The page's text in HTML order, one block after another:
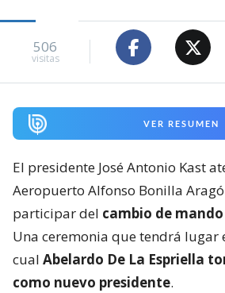
506
visitas
VER RESUMEN
El presidente José Antonio Kast
Aeropuerto Alfonso Bonilla
participar del cambio de
Una ceremonia que tendrá lugar
cual Abelardo De La Espriella
como nuevo presidente.